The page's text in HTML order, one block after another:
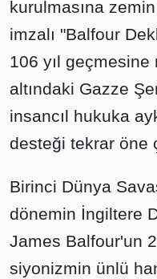
kurulmasına
imzalı "Balfour
106 yıl
altındaki Gazze
insancıl hukuka
desteği tekrar öne
Birinci Dünya
dönemin İngiltere
James Balfour'un
siyonizmin ünlü